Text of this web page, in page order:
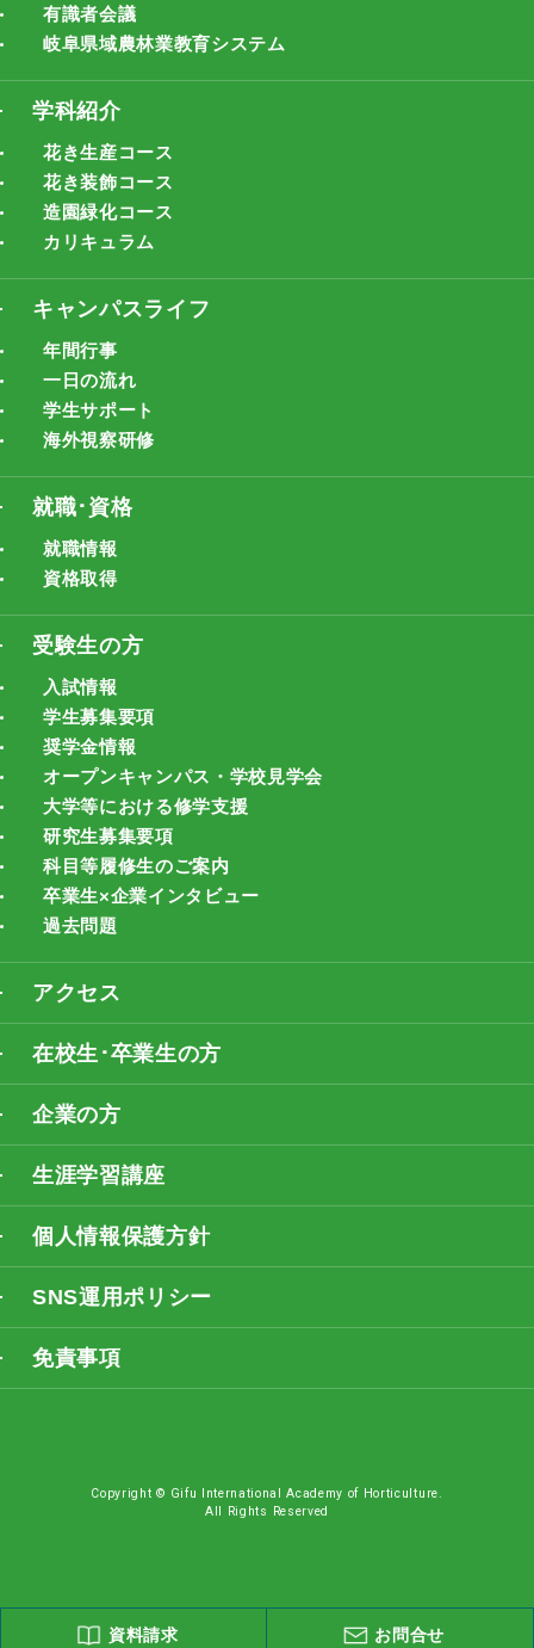
有識者会議
岐阜県域農林業教育システム
学科紹介
花き生産コース
花き装飾コース
造園緑化コース
カリキュラム
キャンパスライフ
年間行事
一日の流れ
学生サポート
海外視察研修
就職･資格
就職情報
資格取得
受験生の方
入試情報
学生募集要項
奨学金情報
オープンキャンパス・学校見学会
大学等における修学支援
研究生募集要項
科目等履修生のご案内
卒業生×企業インタビュー
過去問題
アクセス
在校生･卒業生の方
企業の方
生涯学習講座
個人情報保護方針
SNS運用ポリシー
免責事項
Copyright © Gifu International Academy of Horticulture.
All Rights Reserved
資料請求 お問合せ